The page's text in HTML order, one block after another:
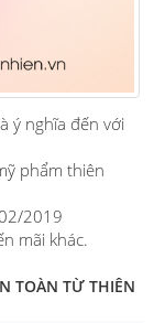
ý nghĩa đến với
phẩm thiên
2019
mãi khác.
TOÀN TỪ THIÊN